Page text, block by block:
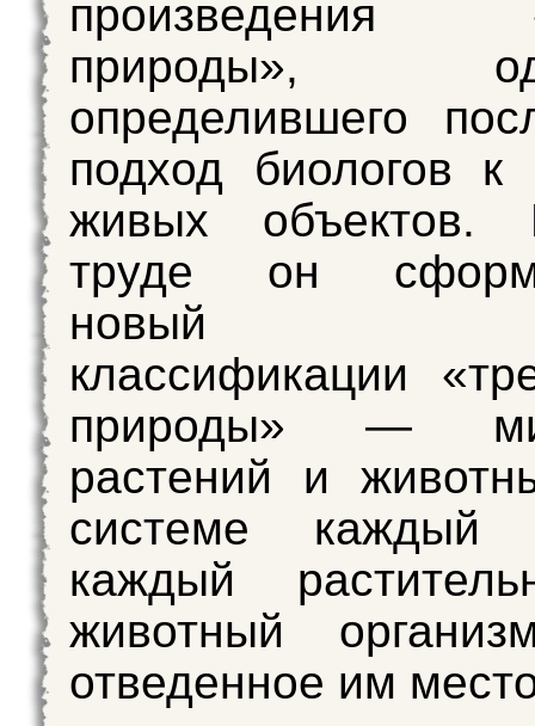
произведения
природы»,
определившего
подход биологов к
живых
труде он
новый
классификации
природы» —
растений и
системе каждый
каждый
животный
отведенное им